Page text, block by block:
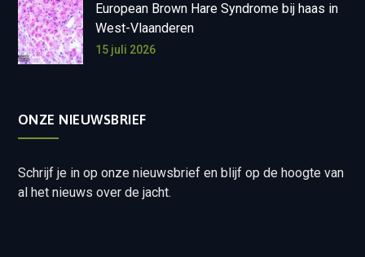
European Brown Hare Syndrome bij haas in
West-Vlaanderen
15 juli 2026
ONZE NIEUWSBRIEF
Schrijf je in op onze nieuwsbrief en blijf op de hoogte van
al het nieuws over de jacht.